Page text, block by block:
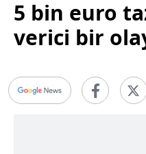
5 bin euro
verici bir